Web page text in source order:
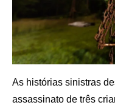
As histórias sinistras
assassinato de três